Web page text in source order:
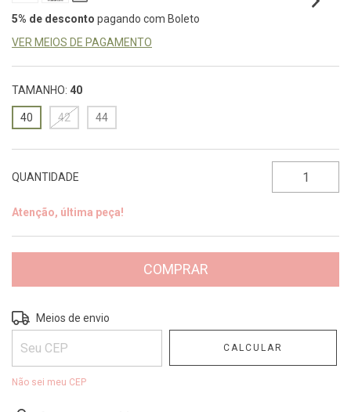
5% de desconto pagando com Boleto
VER MEIOS DE PAGAMENTO
TAMANHO: 40
40 42 44
QUANTIDADE
Atenção, última peça!
Entregas para o CEP:
Meios de envio
CALCULAR
Não sei meu CEP